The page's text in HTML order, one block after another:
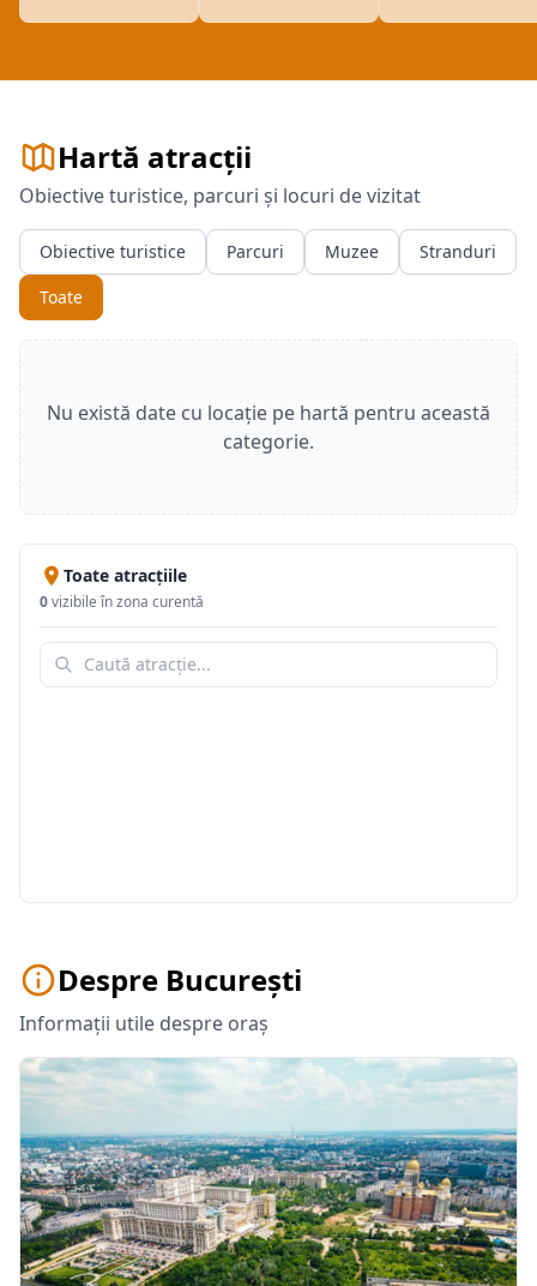
Hartă atracții
Obiective turistice, parcuri și locuri de vizitat
Obiective turistice Parcuri Muzee
Stranduri
Toate
Nu există date cu locație pe hartă pentru această
categorie.
Toate atracțiile
0vizibile în zona curentă
Despre București
Informații utile despre oraș